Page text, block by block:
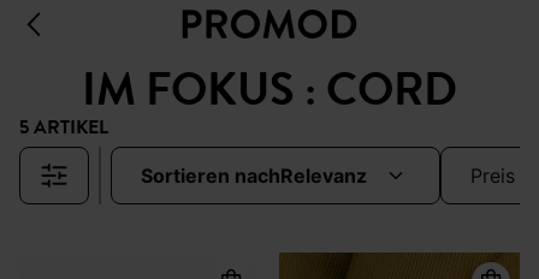
IM FOKUS : CORD
5 ARTIKEL
sortieren nach relevanz preis